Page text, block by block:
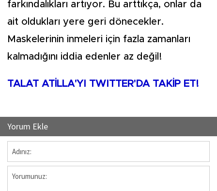
farkındalıkları artıyor. Bu arttıkça, onlar da
ait oldukları yere geri dönecekler.
Maskelerinin inmeleri için fazla zamanları
kalmadığını iddia edenler az değil!
TALAT ATİLLA'YI TWITTER'DA TAKİP ET!
Yorum Ekle